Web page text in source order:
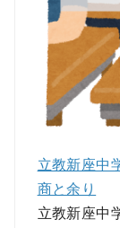
立教新座中
商と余り
立教新座中